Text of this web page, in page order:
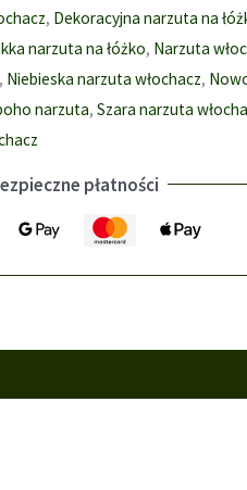
, Dekoracyjna narzuta na
narzuta na łóżko, Narzuta
, Niebieska narzuta włochacz,
narzuta, Szara narzuta
płatności